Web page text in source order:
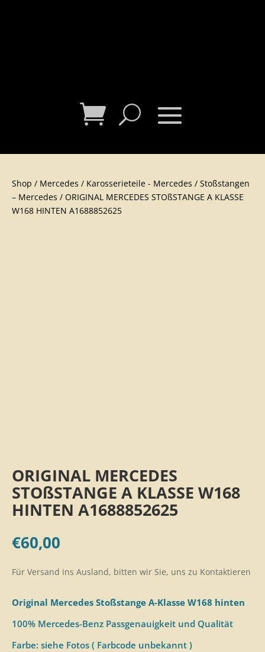
Shop / Mercedes / Karosserieteile - Mercedes / Stoßstangen
– Mercedes / ORIGINAL MERCEDES STOßSTANGE A KLASSE
W168 HINTEN A1688852625
ORIGINAL MERCEDES
STOßSTANGE A KLASSE W168
HINTEN A1688852625
€60,00
Für Versand ins Ausland, bitten wir Sie, uns zu Kontaktieren
Original Mercedes Stoßstange A-Klasse W168 hinten
100% Mercedes-Benz Passgenauigkeit und Qualität
Farbe: siehe Fotos ( Farbcode unbekannt )